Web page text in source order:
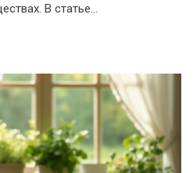
В статье
внимание уделяется
рационе. Также
таких продуктов
себя новую информацию
ваше самочувствие и